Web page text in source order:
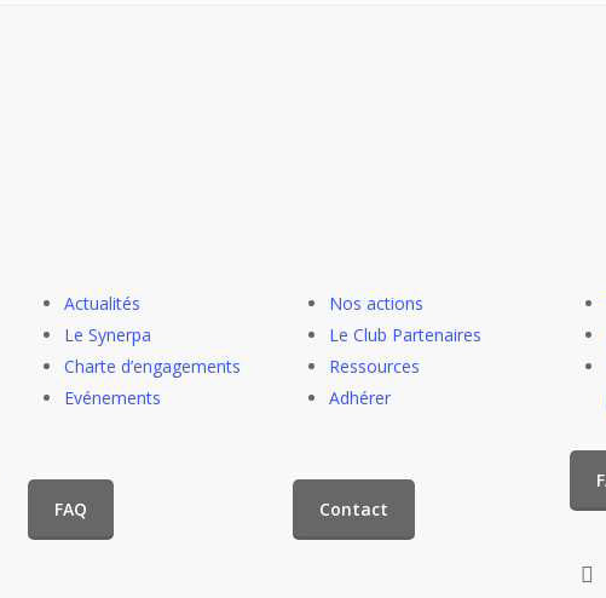
Actualités
Le Synerpa
Charte d’engagements
Evénements
Nos actions
Le Club Partenaires
Ressources
Adhérer
FAQ Contact